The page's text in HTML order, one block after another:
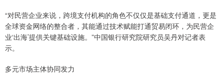
“对民营企业来说，跨境支付机构的角色不仅仅是基础支付通道，更是
全球资金网络的整合者，其能通过技术赋能打通贸易闭环，为民营企
业‘出海’提供关键基础设施。”中国银行研究院研究员吴丹对记者表
示。
多元市场主体协同发力